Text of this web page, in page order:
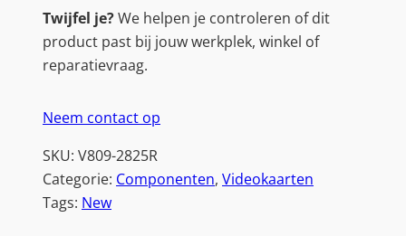
Twijfel je?We helpen je controleren of dit
product past bij jouw werkplek, winkel of
reparatievraag.
Neem contact op
SKU: V809-2825R
Categorie: Componenten, Videokaarten
Tags: New